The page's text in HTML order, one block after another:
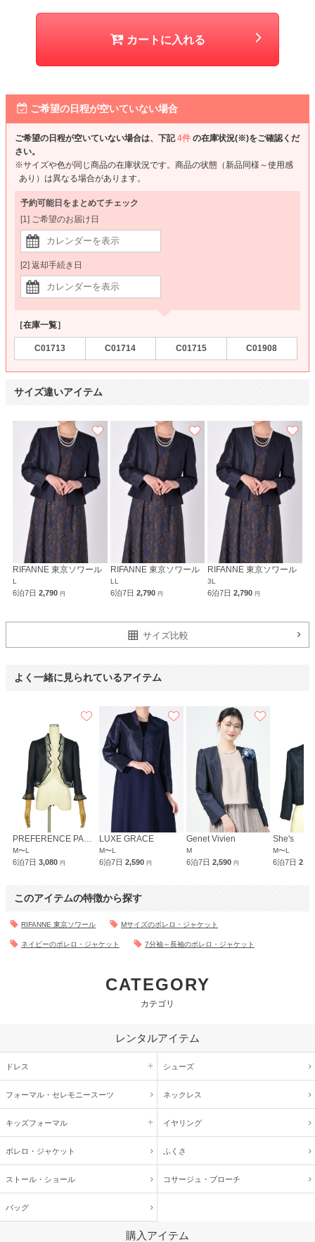
カートに入れる
ご希望の日程が空いていない場合
ご希望の日程が空いていない場合は、下記4件 の在庫状況(※)をご確認くだ
さい。
※サイズや色が同じ商品の在庫状況です。商品の状態（新品同様～使用感
あり）は異なる場合があります。
予約可能日をまとめてチェック
[1] ご希望のお届け日
[2] 返却手続き日
［在庫一覧］
C01713 C01714 C01715 C01908
サイズ違いアイテム
RIFANNE 東京ソワール
L
6泊7日 2,790 円
RIFANNE 東京ソワール
LL
6泊7日 2,790 円
RIFANNE 東京ソワール
3L
6泊7日2,790円
サイズ比較
よく一緒に見られているアイテム
M〜L
6泊7日 3,080 円
LUXE GRACE
M〜L
6泊7日2,590円
Genet Vivien
M
6泊7日 2,590 円
She's
M〜L
6泊7日
このアイテムの特徴から探す
RIFANNE 東京ソワール Mサイズのボレロ・ジャケット
ネイビーのボレロ・ジャケット 7分袖～長袖のボレロ・ジャケット
CATEGORY
カテゴリ
レンタルアイテム
ドレス シューズ
フォーマル・ セレモニースーツ ネックレス
キッズフォーマル イヤリング
ボレロ・ジャケット ふくさ
ストール・ショール コサージュ・ ブローチ
バッグ
購入アイテム